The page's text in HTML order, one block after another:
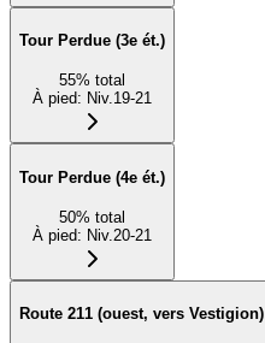
Tour Perdue (3e ét.)
55% total
À pied: Niv.19-21
Tour Perdue (4e ét.)
50% total
À pied: Niv.20-21
Route 211 (ouest, vers Vestigion)